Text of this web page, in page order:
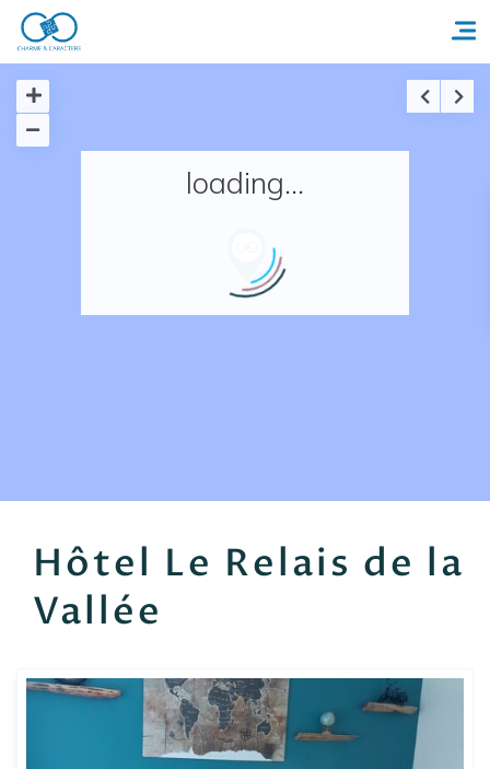
Accueil
Nos adresses en France
loading...
Hôtel Le Relais de la
Vallée